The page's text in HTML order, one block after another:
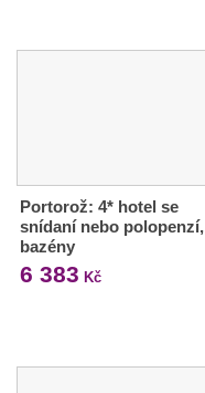
Portorož: 4* hotel se
snídaní nebo polopenzí,
bazény
6 383 Kč